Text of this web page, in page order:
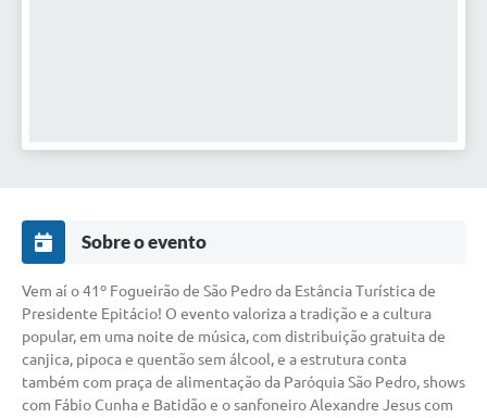
Sobre o evento
Vem aí o 41º Fogueirão de São Pedro da Estância Turística de
Presidente Epitácio! O evento valoriza a tradição e a cultura
popular, em uma noite de música, com distribuição gratuita de
canjica, pipoca e quentão sem álcool, e a estrutura conta
também com praça de alimentação da Paróquia São Pedro, shows
com Fábio Cunha e Batidão e o sanfoneiro Alexandre Jesus com